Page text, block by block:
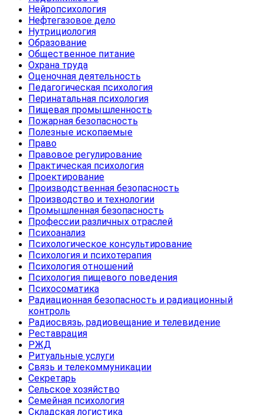
Нейропсихология
Нефтегазовое дело
Нутрициология
Образование
Общественное питание
Охрана труда
Оценочная деятельность
Педагогическая психология
Перинатальная психология
Пищевая промышленность
Пожарная безопасность
Полезные ископаемые
Право
Правовое регулирование
Практическая психология
Проектирование
Производственная безопасность
Производство и технологии
Промышленная безопасность
Профессии различных отраслей
Психоанализ
Психологическое консультирование
Психология и психотерапия
Психология отношений
Психология пищевого поведения
Психосоматика
Радиационная безопасность и радиационный
контроль
Радиосвязь, радиовещание и телевидение
Реставрация
РЖД
Ритуальные услуги
Связь и телекоммуникации
Секретарь
Сельское хозяйство
Семейная психология
Складская логистика